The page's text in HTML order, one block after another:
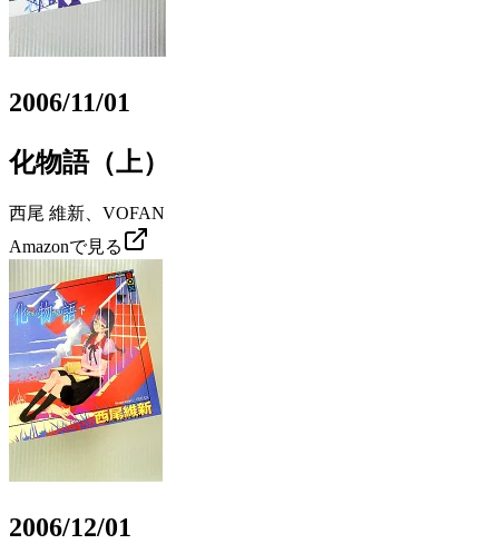
2006/11/01
化物語（上）
西尾 維新、VOFAN
Amazonで見る
2006/12/01